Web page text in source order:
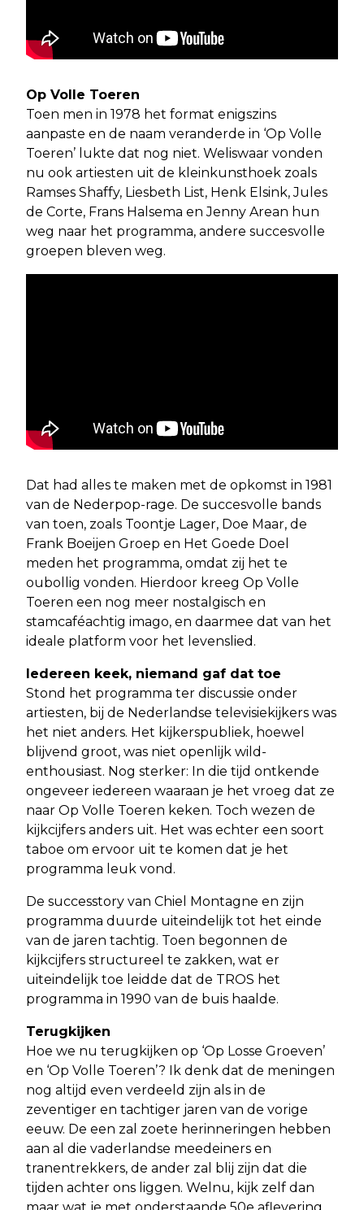
Op Volle Toeren
Toen men in 1978 het format enigszins
aanpaste en de naam veranderde in ‘Op Volle
Toeren’ lukte dat nog niet. Weliswaar vonden
nu ook artiesten uit de kleinkunsthoek zoals
Ramses Shaffy, Liesbeth List, Henk Elsink, Jules
de Corte, Frans Halsema en Jenny Arean hun
weg naar het programma, andere succesvolle
groepen bleven weg.
Dat had alles te maken met de opkomst in 1981
van de Nederpop-rage. De succesvolle bands
van toen, zoals Toontje Lager, Doe Maar, de
Frank Boeijen Groep en Het Goede Doel
meden het programma, omdat zij het te
oubollig vonden. Hierdoor kreeg Op Volle
Toeren een nog meer nostalgisch en
stamcaféachtig imago, en daarmee dat van het
ideale platform voor het levenslied.
Iedereen keek, niemand gaf dat toe
Stond het programma ter discussie onder
artiesten, bij de Nederlandse televisiekijkers was
het niet anders. Het kijkerspubliek, hoewel
blijvend groot, was niet openlijk wild-
enthousiast. Nog sterker: In die tijd ontkende
ongeveer iedereen waaraan je het vroeg dat ze
naar Op Volle Toeren keken. Toch wezen de
kijkcijfers anders uit. Het was echter een soort
taboe om ervoor uit te komen dat je het
programma leuk vond.
De successtory van Chiel Montagne en zijn
programma duurde uiteindelijk tot het einde
van de jaren tachtig. Toen begonnen de
kijkcijfers structureel te zakken, wat er
uiteindelijk toe leidde dat de TROS het
programma in 1990 van de buis haalde.
Terugkijken
Hoe we nu terugkijken op ‘Op Losse Groeven’
en ‘Op Volle Toeren’? Ik denk dat de meningen
nog altijd even verdeeld zijn als in de
zeventiger en tachtiger jaren van de vorige
eeuw. De een zal zoete herinneringen hebben
aan al die vaderlandse meedeiners en
tranentrekkers, de ander zal blij zijn dat die
tijden achter ons liggen. Welnu, kijk zelf dan